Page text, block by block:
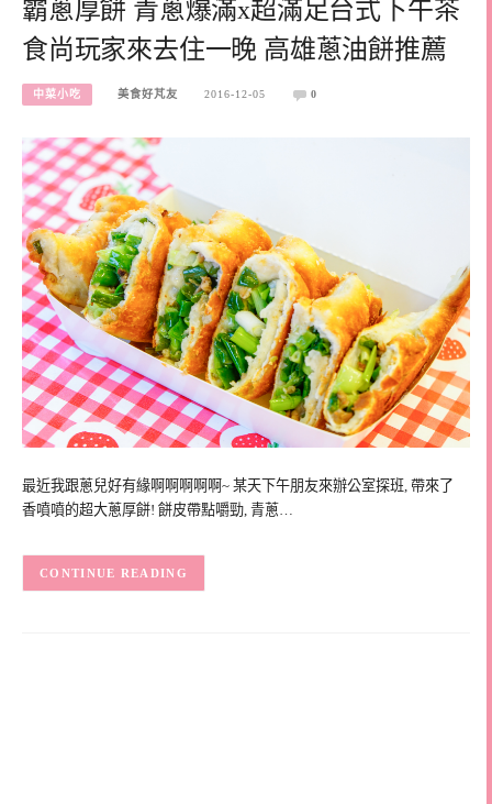
霸蔥厚餅 青蔥爆滿x超滿足台式下午茶
食尚玩家來去住一晚 高雄蔥油餅推薦
中菜小吃 美食好芃友 2016-12-05 0
最近我跟蔥兒好有緣啊啊啊啊啊~ 某天下午朋友來辦公室探班, 帶來了
香噴噴的超大蔥厚餅! 餅皮帶點嚼勁, 青蔥…
CONTINUE READING